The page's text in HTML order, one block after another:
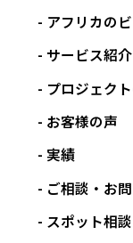
アフリカの
サービス紹介
プロジェク
お客様の声
実績
ご相談・お
スポット相談